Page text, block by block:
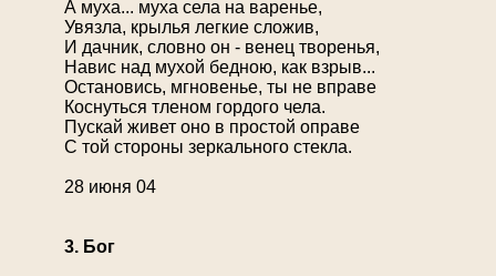
А муха... муха села на варенье,
Увязла, крылья легкие сложив,
И дачник, словно он - венец творенья,
Навис над мухой бедною, как взрыв...
Остановись, мгновенье, ты не вправе
Коснуться тленом гордого чела.
Пускай живет оно в простой оправе
С той стороны зеркального стекла.
28 июня 04
3. Бог